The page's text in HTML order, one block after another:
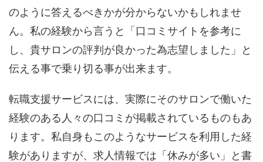
のように答えるべきかが分からないかもしれませ
ん。私の経験から言うと「口コミサイトを参考に
し、貴サロンの評判が良かった為志望しました」と
伝える事で乗り切る事が出来ます。
転職支援サービスには、実際にそのサロンで働いた
経験のある人々の口コミが掲載されているものもあ
ります。私自身もこのようなサービスを利用した経
験がありますが、求人情報では「休みが多い」と書